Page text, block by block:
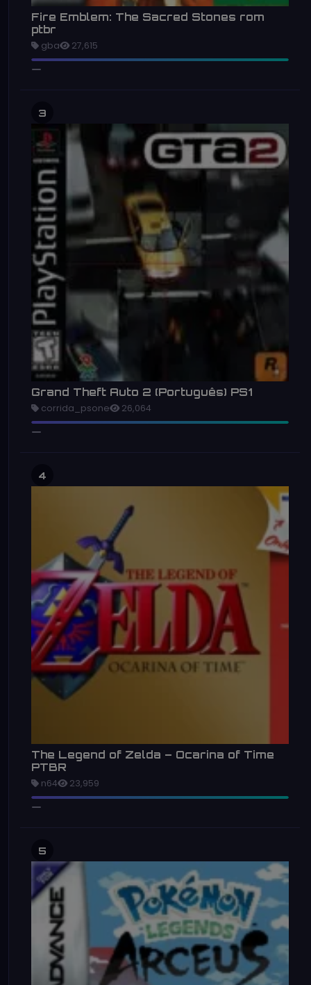
Fire Emblem: The Sacred Stones rom
ptbr
gba 27,615
3
Grand Theft Auto 2 (Português) PS1
corrida_psone 26,064
4
The Legend of Zelda – Ocarina of Time
PTBR
n64 23,959
5